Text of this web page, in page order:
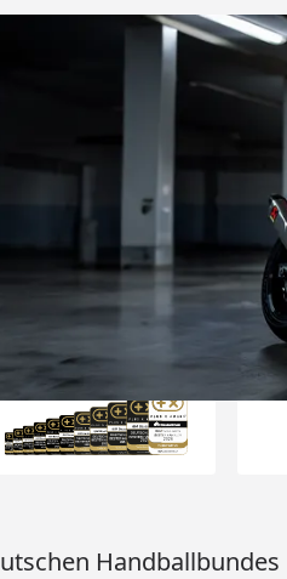
„Die Abwicklung eines
bzw. Bestellung läuft
schnell ab. Als Firma braucht man
verlässliche Partner und
ich hier gefunden.“
Handballbundes